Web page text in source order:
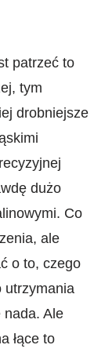
patrzeć to
tym
drobniejsze
dużo
Co
ale
o to, czego
utrzymania
nada. Ale
łące to